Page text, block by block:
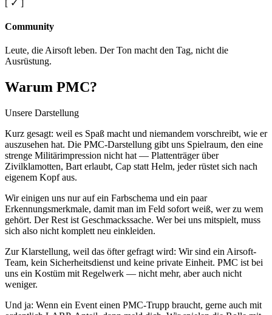
[ ✓ ]
Community
Leute, die Airsoft leben. Der Ton macht den Tag, nicht die
Ausrüstung.
Warum PMC?
Unsere Darstellung
Kurz gesagt: weil es Spaß macht und niemandem vorschreibt, wie er
auszusehen hat. Die PMC-Darstellung gibt uns Spielraum, den eine
strenge Militärimpression nicht hat — Plattenträger über
Zivilklamotten, Bart erlaubt, Cap statt Helm, jeder rüstet sich nach
eigenem Kopf aus.
Wir einigen uns nur auf ein Farbschema und ein paar
Erkennungsmerkmale, damit man im Feld sofort weiß, wer zu wem
gehört. Der Rest ist Geschmackssache. Wer bei uns mitspielt, muss
sich also nicht komplett neu einkleiden.
Zur Klarstellung, weil das öfter gefragt wird: Wir sind ein Airsoft-
Team, kein Sicherheitsdienst und keine private Einheit. PMC ist bei
uns ein Kostüm mit Regelwerk — nicht mehr, aber auch nicht
weniger.
Und ja: Wenn ein Event einen PMC-Trupp braucht, gerne auch mit